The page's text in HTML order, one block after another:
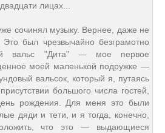
лицах...
сочинял музыку. Вернее, даже не
был чрезвычайно безграмотно
вальс "Дита" — мое первое
моей маленькой подружке —
вальсок, который я, путаясь
большого числа гостей,
рождения. Для меня это были
дяди и тети, и я тогда, конечно,
что это — выдающиеся